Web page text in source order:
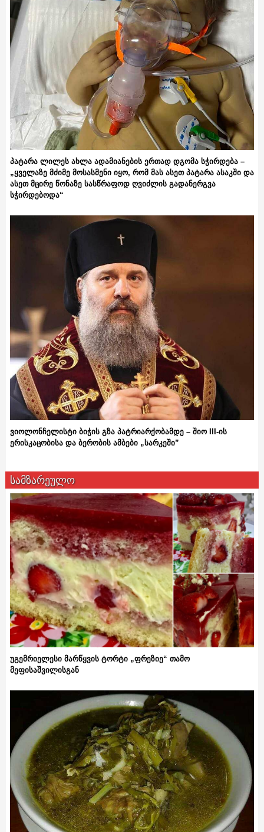
პატარა ლილეს ახლა ადამიანების ერთად დგომა სჭირდება –
„ყველაზე მძიმე მოსასმენი იყო, რომ მას ასეთ პატარა ასაკში და
ასეთ მცირე წონაზე სასწრაფოდ ღვიძლის გადანერგვა
სჭირდებოდა“
ვიოლონჩელისტი ბიჭის გზა პატრიარქობამდე – შიო III-ის
ერისკაცობისა და ბერობის ამბები „სარკეში”
სამზარეულო
უგემრიელესი მარწყვის ტორტი „ფრეზიე“ თამო
მეფისაშვილისგან